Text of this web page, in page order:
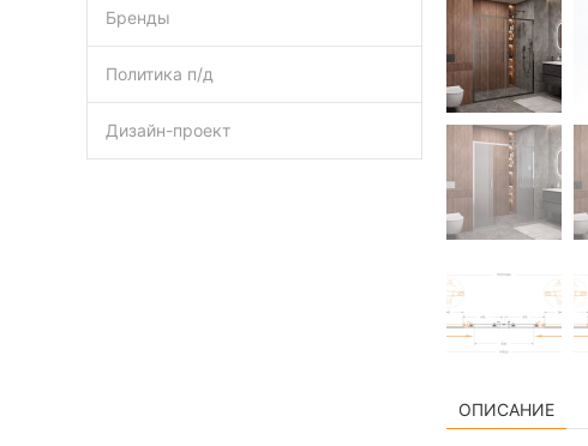
ОПИСАНИЕ
Бренды
Политика п/д
Дизайн-проект